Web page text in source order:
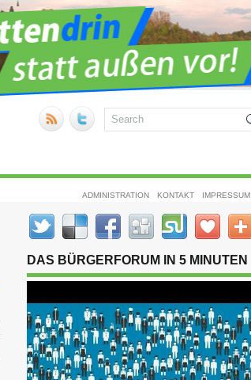
ADMINISTRATION KONTAKT IMPRESSUM
DAS BÜRGERFORUM IN 5 MINUTEN